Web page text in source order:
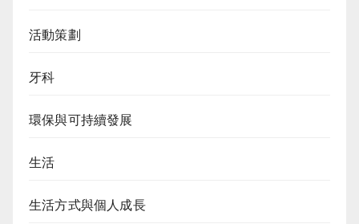
活動策劃
牙科
環保與可持續發展
生活
生活方式與個人成長